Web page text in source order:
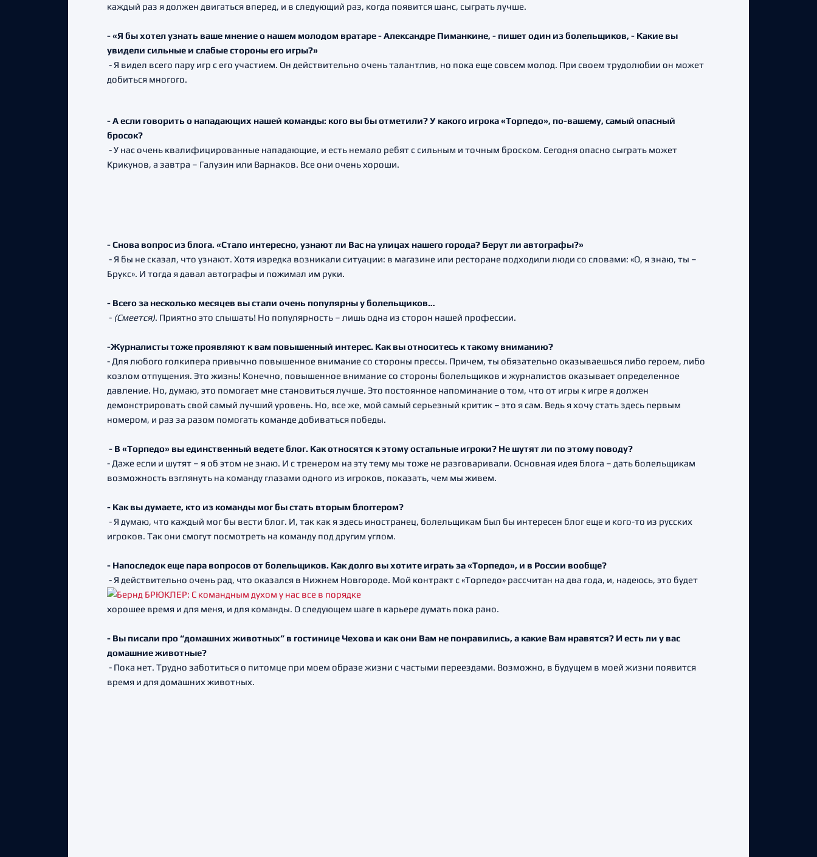
каждый раз я должен двигаться вперед, и в следующий раз, когда появится шанс, сыграть лучше.
- «Я бы хотел узнать ваше мнение о нашем молодом вратаре - Александре Пиманкине, - пишет один из болельщиков, - Какие вы
увидели сильные и слабые стороны его игры?»
- Я видел всего пару игр с его участием. Он действительно очень талантлив, но пока еще совсем молод. При своем трудолюбии он может
добиться многого.
- А если говорить о нападающих нашей команды: кого вы бы отметили? У какого игрока «Торпедо», по-вашему, самый опасный
бросок?
- У нас очень квалифицированные нападающие, и есть немало ребят с сильным и точным броском. Сегодня опасно сыграть может
Крикунов, а завтра – Галузин или Варнаков. Все они очень хороши.
- Снова вопрос из блога. «Стало интересно, узнают ли Вас на улицах нашего города? Берут ли автографы?»
- Я бы не сказал, что узнают. Хотя изредка возникали ситуации: в магазине или ресторане подходили люди со словами: «О, я знаю, ты –
Брукс». И тогда я давал автографы и пожимал им руки.
- Всего за несколько месяцев вы стали очень популярны у болельщиков…
- (Смеется). Приятно это слышать! Но популярность – лишь одна из сторон нашей профессии.
-Журналисты тоже проявляют к вам повышенный интерес. Как вы относитесь к такому вниманию?
- Для любого голкипера привычно повышенное внимание со стороны прессы. Причем, ты обязательно оказываешься либо героем, либо
козлом отпущения. Это жизнь! Конечно, повышенное внимание со стороны болельщиков и журналистов оказывает определенное
давление. Но, думаю, это помогает мне становиться лучше. Это постоянное напоминание о том, что от игры к игре я должен
демонстрировать свой самый лучший уровень. Но, все же, мой самый серьезный критик – это я сам. Ведь я хочу стать здесь первым
номером, и раз за разом помогать команде добиваться победы.
- В «Торпедо» вы единственный ведете блог. Как относятся к этому остальные игроки? Не шутят ли по этому поводу?
- Даже если и шутят – я об этом не знаю. И с тренером на эту тему мы тоже не разговаривали. Основная идея блога – дать болельщикам
возможность взглянуть на команду глазами одного из игроков, показать, чем мы живем.
- Как вы думаете, кто из команды мог бы стать вторым блоггером?
- Я думаю, что каждый мог бы вести блог. И, так как я здесь иностранец, болельщикам был бы интересен блог еще и кого-то из русских
игроков. Так они смогут посмотреть на команду под другим углом.
- Напоследок еще пара вопросов от болельщиков. Как долго вы хотите играть за «Торпедо», и в России вообще?
- Я действительно очень рад, что оказался в Нижнем Новгороде. Мой контракт с «Торпедо» рассчитан на два года, и, надеюсь, это будет
хорошее время и для меня, и для команды. О следующем шаге в карьере думать пока рано.
- Вы писали про “домашних животных” в гостинице Чехова и как они Вам не понравились, а какие Вам нравятся? И есть ли у вас
домашние животные?
- Пока нет. Трудно заботиться о питомце при моем образе жизни с частыми переездами. Возможно, в будущем в моей жизни появится
время и для домашних животных.